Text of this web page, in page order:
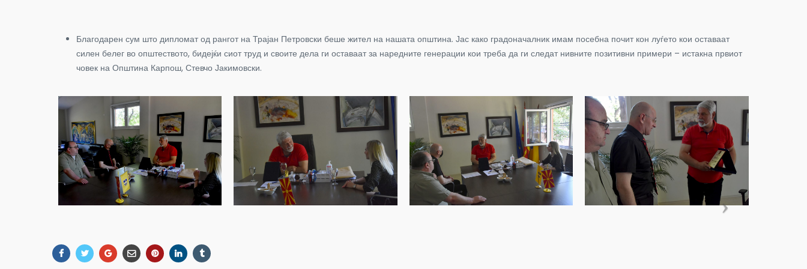
Благодарен сум што дипломат од рангот на Трајан Петровски беше жител на нашата општина. Јас како градоначалник имам посебна почит кон луѓето кои оставаат
силен белег во општеството, бидејќи сиот труд и своите дела ги оставаат за наредните генерации кои треба да ги следат нивните позитивни примери – истакна првиот
човек на Општина Карпош, Стевчо Јакимовски.